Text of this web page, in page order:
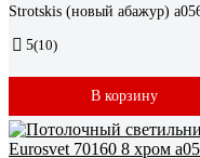
Strotskis (новый абажур)
5(10)
В корзину